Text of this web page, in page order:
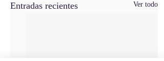
Entradas recientes Ver todo